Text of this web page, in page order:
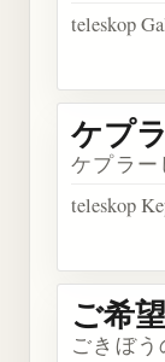
teleskop
ケプ
ケプラー
teleskop
ご希
ごきぼ